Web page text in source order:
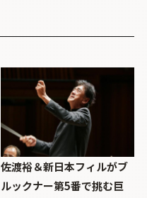
佐渡裕＆新日本フィルがブ
ルックナー第5番で挑む巨